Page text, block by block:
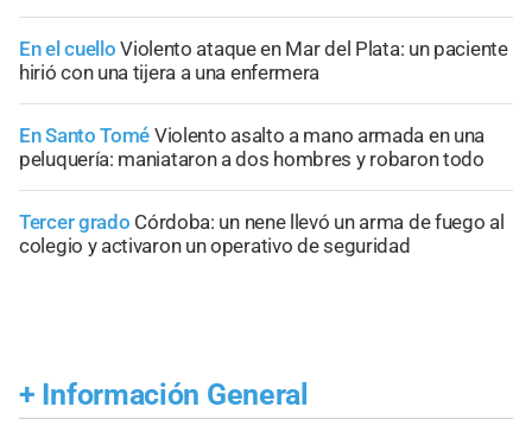
En el cuello Violento ataque en Mar del Plata: un paciente
hirió con una tijera a una enfermera
En Santo Tomé Violento asalto a mano armada en una
peluquería: maniataron a dos hombres y robaron todo
Tercer grado Córdoba: un nene llevó un arma de fuego al
colegio y activaron un operativo de seguridad
+ Información General